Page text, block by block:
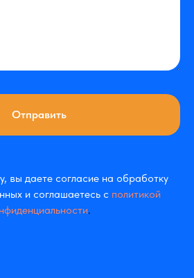
Отправить
вы даете согласие на обработку
и соглашаетесь c политикой
.